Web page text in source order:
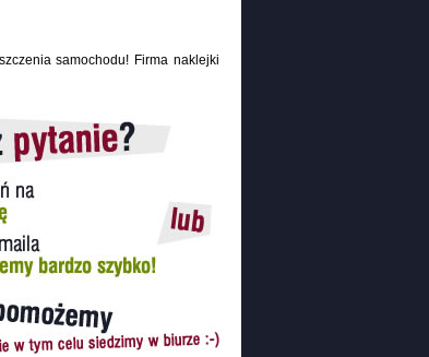
samochodu! Firma naklejki